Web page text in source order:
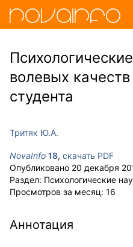
волевых
студента
Тритяк Ю.А.
NovaInfo 18, скачать PDF
Опубликовано 20 декабря
Раздел: Психологические
Просмотров за месяц: 16
Аннотация